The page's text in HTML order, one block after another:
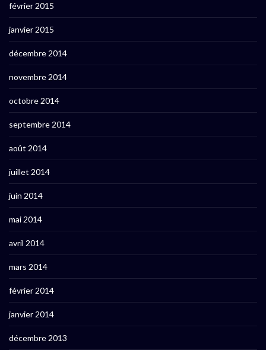
février 2015
janvier 2015
décembre 2014
novembre 2014
octobre 2014
septembre 2014
août 2014
juillet 2014
juin 2014
mai 2014
avril 2014
mars 2014
février 2014
janvier 2014
décembre 2013